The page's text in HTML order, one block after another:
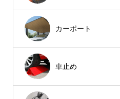
カーポート
車止め